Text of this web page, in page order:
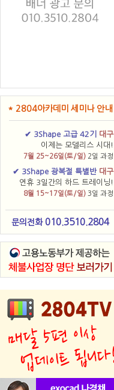
* 2804아카데미 세미나 안내
✔ 3Shape 고급 42기 대구
이제는 모델리스 시대!
7월 25~26일(토/일) 2일 과정
✔ 3Shape 광복절 특별반 대구
연휴 3일간의 하드 트레이닝!
8월 15~17일(토/일) 3일 과정
문의전화 010.3510.2804